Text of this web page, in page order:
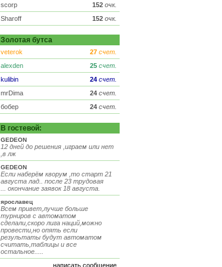
scorp 152 очк.
Sharoff
152 очк.
Золотая бутса
veterok 27 счет.
alexden
25 счет.
kulibin
24 счет.
mrDima
24 счет.
бобер
24 счет.
В гостевой:
GEDEON
12 дней до решения ,играем или нет
,в лж
GEDEON
Если наберём кворум ,то старт 21
августа лад.. после 23 трудовая
... окончание заявок 18 августа.
ярославец
Всем привет,лучше больше
турниров с автоматом
сделали,скоро лига наций,можно
провести,но опять если
результаты будут автоматом
считать,таблицы и все
остальное.....
написать сообщение